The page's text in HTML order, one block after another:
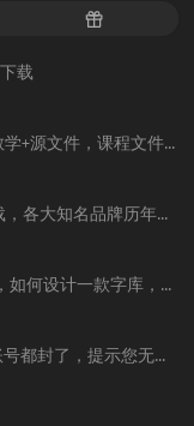
随
载
白无常C4D系统学习手册（含视频教学+源文件，课程文件）免费下载学习
世界知名品牌VI素材资料，在线下载，各大知名品牌历年的VI记录都存在这上面，
字库设计基本流程（含字表下载），如何设计一款字库，字体标准流程，字表整理
惊闻Adobe Behance把国区所有的账号都封了，提示您无权访问本产品，下面我来告诉大家如何做，找回你的作品！找回behance账号，恢复behance老账号数据。